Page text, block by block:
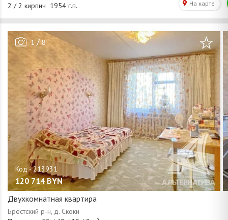
1 /8
120 714 BYN
Двухкомнатная квартира